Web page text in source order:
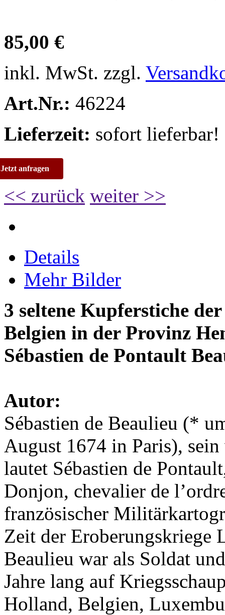
85,00 €
inkl. MwSt. zzgl.
Art.Nr.: 46224
Lieferzeit: sofort lieferbar!
Jetzt anfragen
<< zurück weiter >>
Details
Mehr Bilder
3 seltene Kupferstiche
Belgien in der Provinz
Sébastien de Pontault
Autor:
Sébastien de Beaulieu (*
August 1674 in Paris),
lautet Sébastien de
Donjon, chevalier de
französischer
Zeit der
Beaulieu war als Soldat
Jahre lang auf
Holland, Belgien,